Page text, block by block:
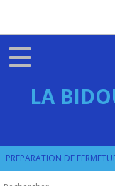
LA
PREPARATION DE